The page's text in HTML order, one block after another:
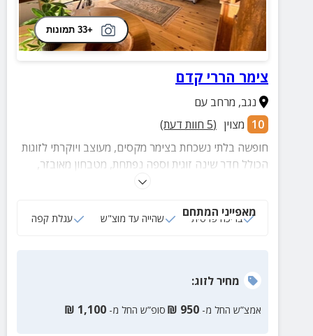
+33 תמונות
צימר הררי קדם
נגב, מרחב עם
10 מצוין (
5 חוות דעת)
חופשה בלתי נשכחת בצימר מקסים, מעוצב ויוקרתי לזוגות
הכולל חדר שינה זוגית וספה נפתחת, מטבחון מאובזר,
חדר רחצה מטופח וחדר עם בריכה פרטית ומגודרת, פינת
מאפייני המתחם
בריכה פרטית שהייה עד מוצ"ש עגלת קפה
מחירלזוג:
אמצ”ש החל מ- 950
₪ סופ”ש החל מ- 1,100
₪